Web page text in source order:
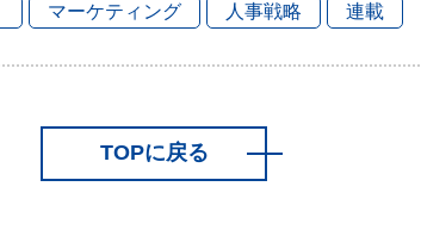
マーケティング 人事戦略 連載
TOPに戻る